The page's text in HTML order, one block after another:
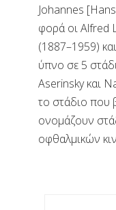
Johannes
φορά οι Alfred
(1887–1959)
ύπνο σε 5
Aserinsky και
το στάδιο που
ονομάζουν
οφθαλμικών